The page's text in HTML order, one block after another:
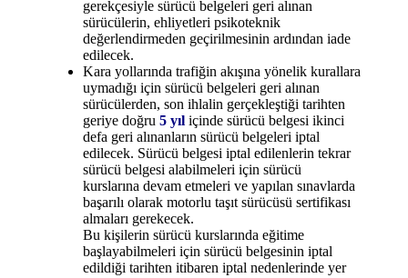
gerekçesiyle sürücü belgeleri geri alınan
sürücülerin, ehliyetleri psikoteknik
değerlendirmeden geçirilmesinin ardından iade
edilecek.
Kara yollarında trafiğin akışına yönelik kurallara
uymadığı için sürücü belgeleri geri alınan
sürücülerden, son ihlalin gerçekleştiği tarihten
geriye doğru5 yıl içinde sürücü belgesi ikinci
defa geri alınanların sürücü belgeleri iptal
edilecek. Sürücü belgesi iptal edilenlerin tekrar
sürücü belgesi alabilmeleri için sürücü
kurslarına devam etmeleri ve yapılan sınavlarda
başarılı olarak motorlu taşıt sürücüsü sertifikası
almaları gerekecek.
Bu kişilerin sürücü kurslarında eğitime
başlayabilmeleri için sürücü belgesinin iptal
edildiği tarihten itibaren iptal nedenlerinde yer